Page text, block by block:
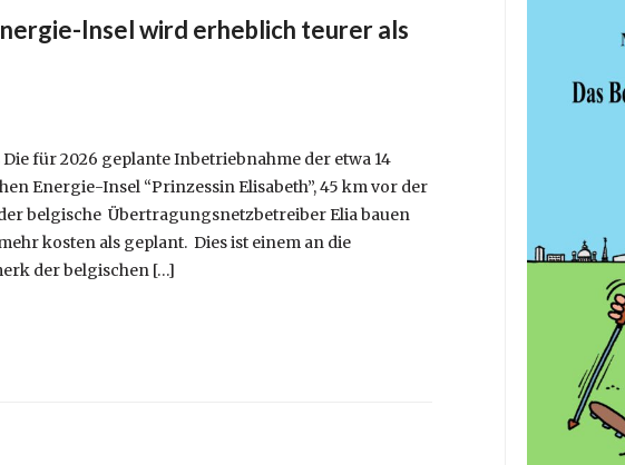
Insel wird erheblich teurer als
für 2026 geplante Inbetriebnahme der etwa 14
Energie-Insel “Prinzessin Elisabeth”, 45 km vor der
belgische Übertragungsnetzbetreiber Elia bauen
kosten als geplant. Dies ist einem an die
der belgischen […]